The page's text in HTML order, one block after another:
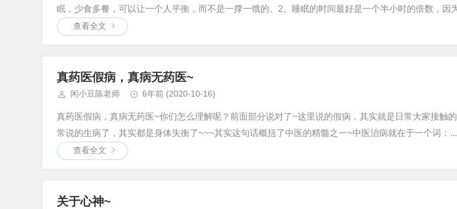
眠，少食多餐，可以让一个人平衡，而不是一撑一饿的。2、睡眠的时间最好是一个半小时的倍数，因
查看全文
真药医假病，真病无药医~
闲小豆陈老师 6年前 (2020-10-16)
真药医假病，真病无药医~你们怎么理解呢？前面部分说对了~这里说的假病，其实就是日常大家接触
常说的生病了，其实都是身体失衡了~~~其实这句话概括了中医的精髓之一~中医治病就在于一个词：...
查看全文
关于心神~